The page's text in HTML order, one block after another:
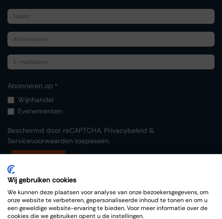
Abonneren op *
Wijnhandel
Evenementen
Beschermd door reCAPTCHA, Privacybeleid &
Servicevoorwaarden toepassen.
Wij gebruiken cookies
We kunnen deze plaatsen voor analyse van onze bezoekersgegevens, om
onze website te verbeteren, gepersonaliseerde inhoud te tonen en om u
een geweldige website-ervaring te bieden. Voor meer informatie over de
cookies die we gebruiken opent u de instellingen.